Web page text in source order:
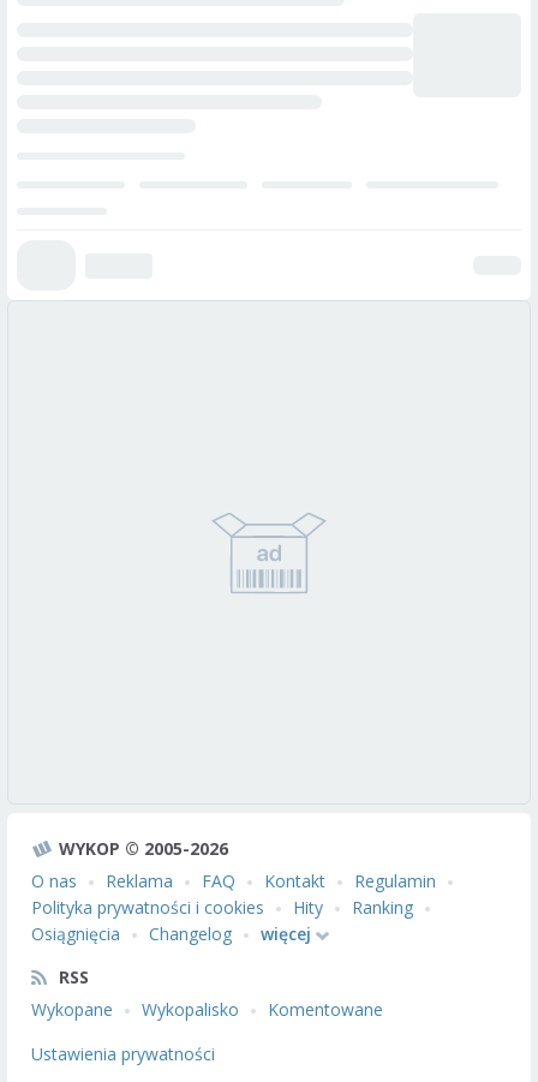
WYKOP © 2005-2026
O nas
Reklama FAQ Kontakt
Regulamin
Polityka prywatności i cookies
Hity
Ranking
Osiągnięcia
Changelog
więcej
RSS
Wykopane
Wykopalisko
Komentowane
Ustawienia prywatności